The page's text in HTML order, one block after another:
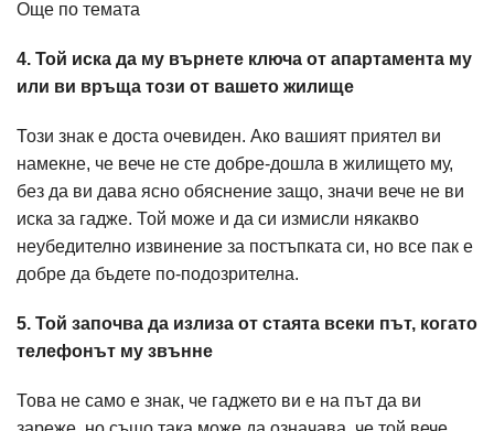
Още по темата
4. Той иска да му върнете ключа от апартамента му
или ви връща този от вашето жилище
Този знак е доста очевиден. Ако вашият приятел ви
намекне, че вече не сте добре-дошла в жилището му,
без да ви дава ясно обяснение защо, значи вече не ви
иска за гадже. Той може и да си измисли някакво
неубедително извинение за постъпката си, но все пак е
добре да бъдете по-подозрителна.
5. Той започва да излиза от стаята всеки път, когато
телефонът му звънне
Това не само е знак, че гаджето ви е на път да ви